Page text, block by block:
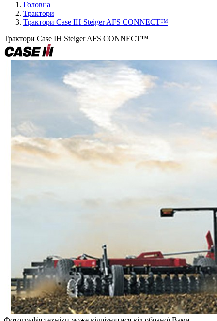
Головна
Трактори
Трактори Case IH Steiger AFS CONNECT™
Трактори Case IH Steiger AFS CONNECT™